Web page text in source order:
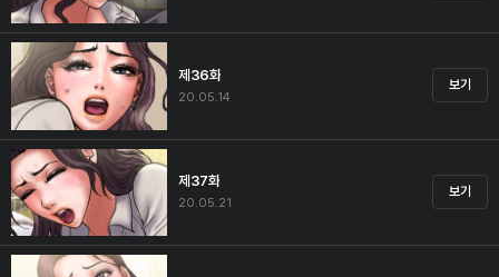
제36화
20.05.14
보기
제37화
20.05.21
보기